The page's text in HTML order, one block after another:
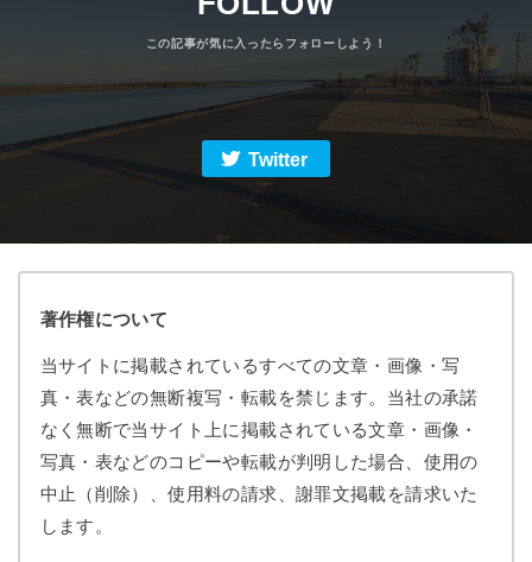
Twitter
著作権について
当サイトに掲載されているすべての文章・画像・写
真・表などの無断複写・転載を禁じます。当社の承諾
なく無断で当サイト上に掲載されている文章・画像・
写真・表などのコピーや転載が判明した場合、使用の
中止（削除）、使用料の請求、謝罪文掲載を請求いた
します。